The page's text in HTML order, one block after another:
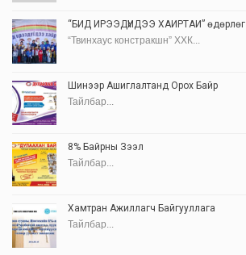
“БИД ИРЭЭДҮЙДЭЭ ХАЙРТАЙ” өдөрлөг
“Твинхаус констракшн” ХХК...
Шинээр Ашиглалтанд Орох Байр
Тайлбар...
8% Байрны Зээл
Тайлбар...
Хамтран Ажиллагч Байгууллага
Тайлбар...